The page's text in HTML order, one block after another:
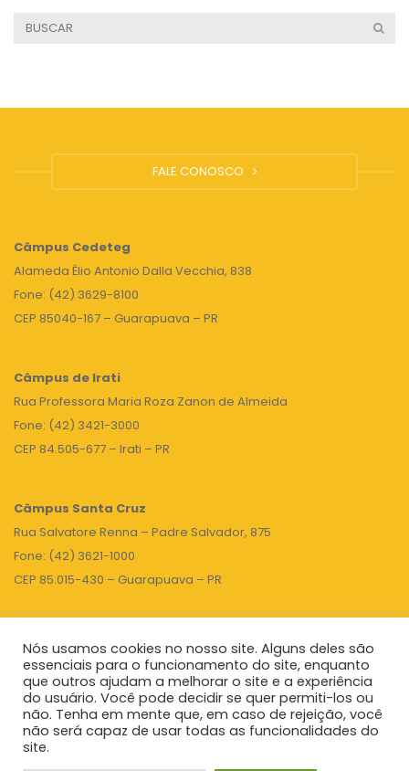
FALE CONOSCO
Câmpus Cedeteg
Alameda Élio Antonio Dalla Vecchia, 838
Fone: (42) 3629-8100
CEP 85040-167 – Guarapuava – PR
Câmpus de Irati
Rua Professora Maria Roza Zanon de Almeida
Fone: (42) 3421-3000
CEP 84.505-677 – Irati – PR
Câmpus Santa Cruz
Rua Salvatore Renna – Padre Salvador, 875
Fone: (42) 3621-1000
CEP 85.015-430 – Guarapuava – PR
TOPO
Unicentro |Governo do Paraná|Seti| Agenda do Reitor
Nós usamos cookies no nosso site. Alguns deles são
essenciais para o funcionamento do site, enquanto
que outros ajudam a melhorar o site e a experiência
do usuário. Você pode decidir se quer permiti-los ou
não. Tenha em mente que, em caso de rejeição, você
não será capaz de usar todas as funcionalidades do
site.